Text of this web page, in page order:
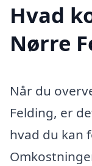
Hvad
Nørre
Når du
Felding, er
hvad du kan